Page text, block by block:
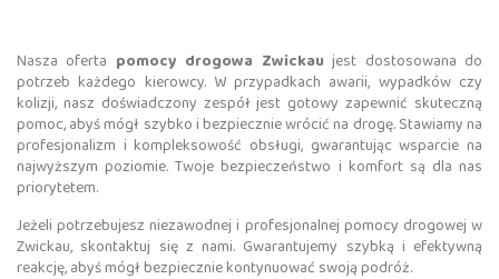
Nasza oferta pomocy drogowa Zwickaujest dostosowana do
potrzeb każdego kierowcy. W przypadkach awarii, wypadków czy
kolizji, nasz doświadczony zespół jest gotowy zapewnić skuteczną
pomoc, abyś mógł szybko i bezpiecznie wrócić na drogę. Stawiamy na
profesjonalizm i kompleksowość obsługi, gwarantując wsparcie na
najwyższym poziomie. Twoje bezpieczeństwo i komfort są dla nas
priorytetem.
Jeżeli potrzebujesz niezawodnej i profesjonalnej pomocy drogowej w
Zwickau, skontaktuj się z nami. Gwarantujemy szybką i efektywną
reakcję, abyś mógł bezpiecznie kontynuować swoją podróż.